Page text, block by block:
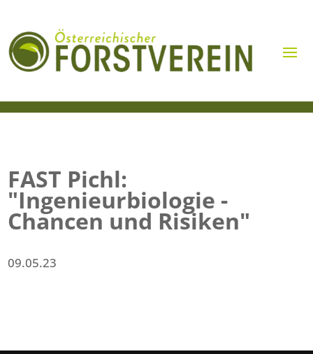
FAST Pichl:
"Ingenieurbiologie -
Chancen und Risiken"
09.05.23